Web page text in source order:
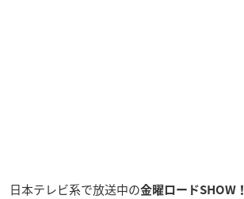
日本テレビ系で放送中の金曜ロードSHOW！